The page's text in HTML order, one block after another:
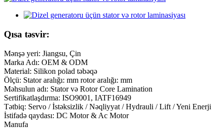
Qısa təsvir:
Mənşə yeri: Jiangsu, Çin
Marka Adı: OEM & ODM
Material: Silikon polad təbəqə
Ölçü: Stator aralığı: mm rotor aralığı: mm
Məhsulun adı: Stator və Rotor Core Lamination
Sertifikatlaşdırma: ISO9001, IATF16949
Tətbiq: Servo / İstəksizlik / Nəqliyyat / Hydrauli / Lift / Yeni Enerji
İstifadə qaydası: DC Motor & Ac Motor
Manufa